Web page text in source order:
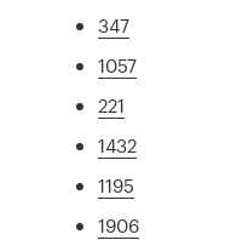
347
1057
221
1432
1195
1906